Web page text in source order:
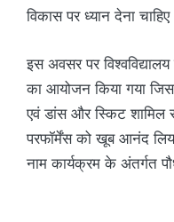
विकास पर ध्यान देना
इस अवसर पर
का आयोजन किया गया
एवं डांस और स्किट शामिल
परफॉर्मेंस को खूब आनंद
नाम कार्यक्रम के अंतर्गत